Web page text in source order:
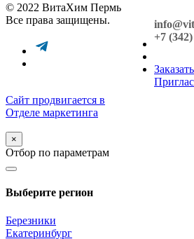
© 2022 ВитаХим Пермь
Все права защищены.
+7
Сайт продвигается в
Отделе маркетинга
×
Отбор по параметрам
Выберите регион
Березники
Екатеринбург